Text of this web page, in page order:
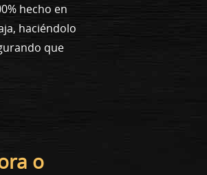
hecho en
haciéndolo
que
o